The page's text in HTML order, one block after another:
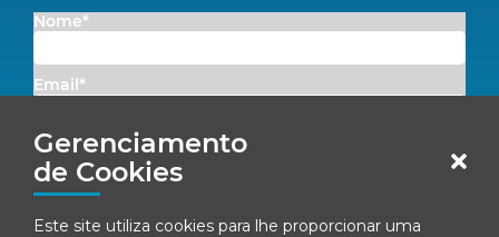
Gerenciamento
de Cookies
Este site utiliza cookies para lhe proporcionar uma
Nome*
Email*
Concordo em receber comunicações da Fenacon.